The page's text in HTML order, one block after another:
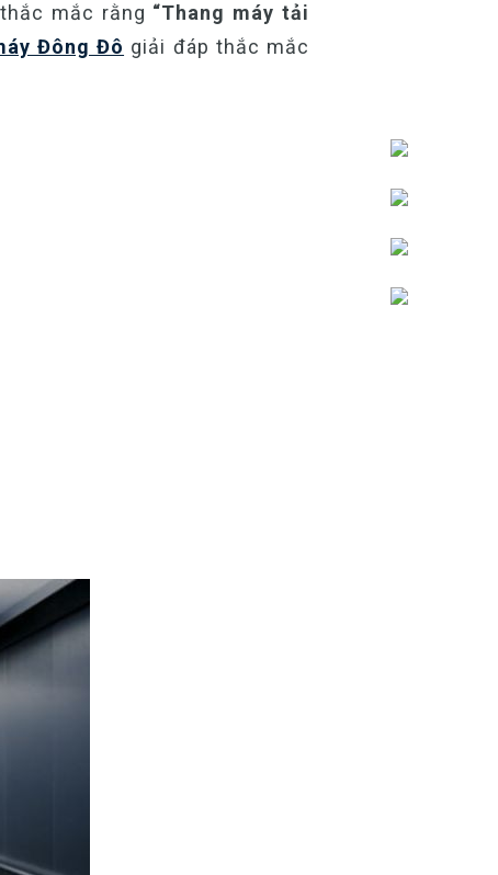
mắc rằng “Thang máy tải
Đông Đô giải đáp thắc mắc